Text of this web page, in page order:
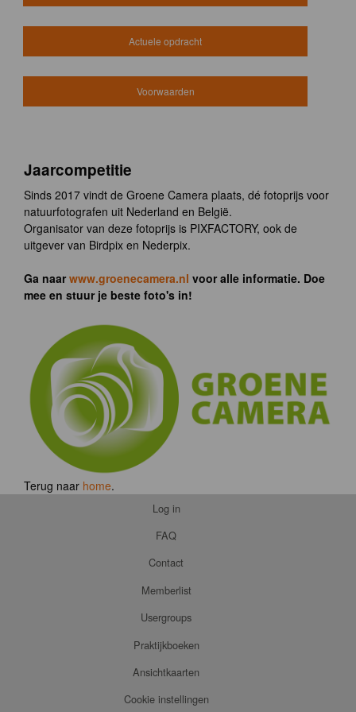
Actuele opdracht
Voorwaarden
Jaarcompetitie
Sinds 2017 vindt de Groene Camera plaats, dé fotoprijs voor
natuurfotografen uit Nederland en België.
Organisator van deze fotoprijs is PIXFACTORY, ook de
uitgever van Birdpix en Nederpix.
Ga naarwww.groenecamera.nl voor alle informatie. Doe
mee en stuur je beste foto's in!
Terug naar home.
Log in
FAQ
Contact
Memberlist
Usergroups
Praktijkboeken
Ansichtkaarten
Cookie instellingen